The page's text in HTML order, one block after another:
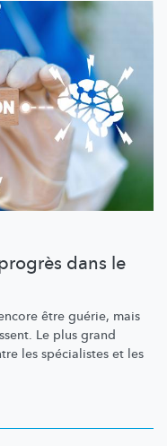
dans le
être guérie, mais
Le plus grand
les spécialistes et les